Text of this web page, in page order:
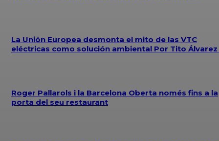
La Unión Europea desmonta el mito de las VTC
eléctricas como solución ambiental Por Tito Álvarez
Roger Pallarols i la Barcelona Oberta només fins a la
porta del seu restaurant